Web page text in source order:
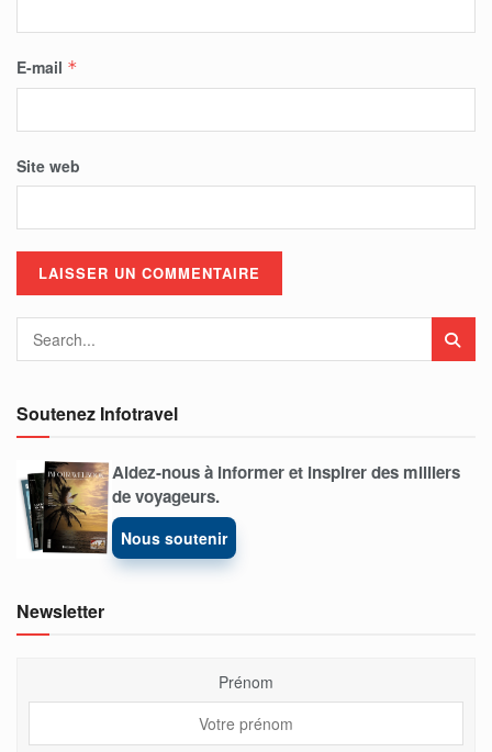
E-mail *
Site web
Soutenez Infotravel
Aidez-nous à informer et inspirer des milliers
de voyageurs.
Nous soutenir
Newsletter
Prénom